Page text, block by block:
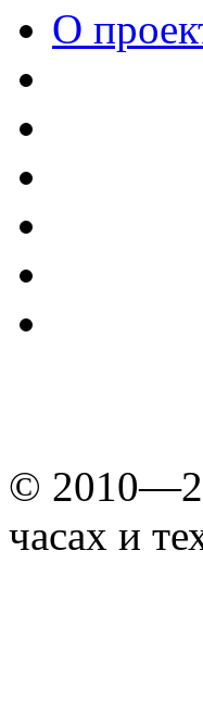
О
©
часах и